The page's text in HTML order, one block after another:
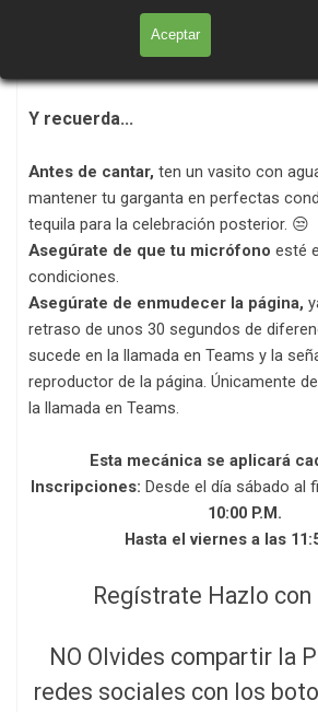
Aceptar
(Recuerda que el titular tiene que tener
con la debida información, puesto que
Y recuerda...
Antes de cantar, ten un vasito con
mantener tu garganta en perfectas
tequila para la celebración posterior. 😒
Asegúrate de que tu micrófono esté
condiciones.
Asegúrate de enmudecer la página,
retraso de unos 30 segundos de
sucede en la llamada en Teams y la
reproductor de la página. Únicamente
la llamada en Teams.
Esta mecánica se aplicará
Inscripciones: Desde el día sábado al
10:00 P.M.
Hasta el viernes a las
Regístrate Hazlo con
NO Olvides compartir la
redes sociales con los